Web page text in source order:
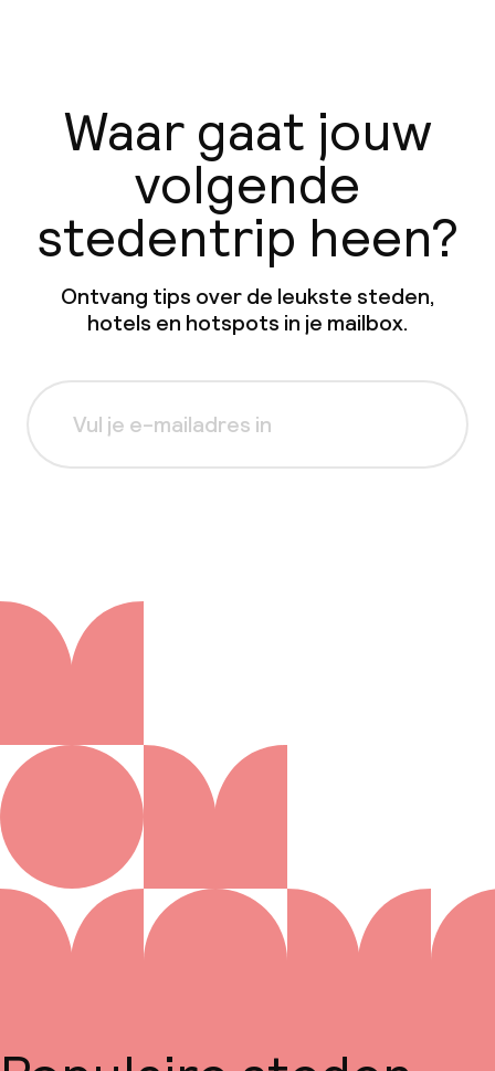
Waar gaat jouw
volgende
stedentrip heen?
Ontvang tips over de leukste steden,
hotels en hotspots in je mailbox.